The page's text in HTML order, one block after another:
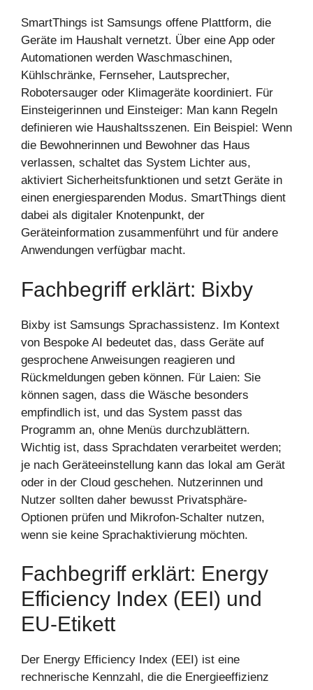
SmartThings ist Samsungs offene Plattform, die
Geräte im Haushalt vernetzt. Über eine App oder
Automationen werden Waschmaschinen,
Kühlschränke, Fernseher, Lautsprecher,
Robotersauger oder Klimageräte koordiniert. Für
Einsteigerinnen und Einsteiger: Man kann Regeln
definieren wie Haushaltsszenen. Ein Beispiel: Wenn
die Bewohnerinnen und Bewohner das Haus
verlassen, schaltet das System Lichter aus,
aktiviert Sicherheitsfunktionen und setzt Geräte in
einen energiesparenden Modus. SmartThings dient
dabei als digitaler Knotenpunkt, der
Geräteinformation zusammenführt und für andere
Anwendungen verfügbar macht.
Fachbegriff erklärt: Bixby
Bixby ist Samsungs Sprachassistenz. Im Kontext
von Bespoke AI bedeutet das, dass Geräte auf
gesprochene Anweisungen reagieren und
Rückmeldungen geben können. Für Laien: Sie
können sagen, dass die Wäsche besonders
empfindlich ist, und das System passt das
Programm an, ohne Menüs durchzublättern.
Wichtig ist, dass Sprachdaten verarbeitet werden;
je nach Geräteeinstellung kann das lokal am Gerät
oder in der Cloud geschehen. Nutzerinnen und
Nutzer sollten daher bewusst Privatsphäre-
Optionen prüfen und Mikrofon-Schalter nutzen,
wenn sie keine Sprachaktivierung möchten.
Fachbegriff erklärt: Energy
Efficiency Index (EEI) und
EU-Etikett
Der Energy Efficiency Index (EEI) ist eine
rechnerische Kennzahl, die die Energieeffizienz